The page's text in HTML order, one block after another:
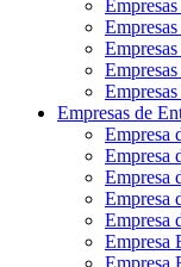
Empresas de
Empresa
Empresa
Empresa
Empresa
Empresa
Empresa
Empresa